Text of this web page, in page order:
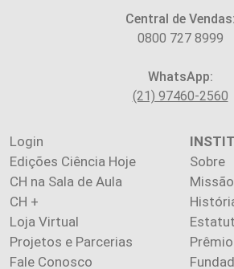
Central de Vendas:
0800 727 8999
WhatsApp:
(21) 97460-2560
Login
Edições Ciência Hoje
CH na Sala de Aula
CH +
Loja Virtual
Projetos e Parcerias
Fale Conosco
Sobre